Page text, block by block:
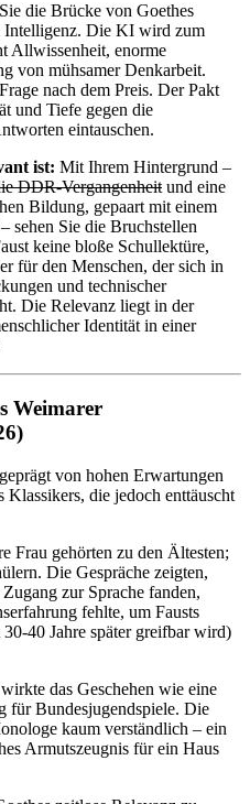
die Brücke von Goethes
Intelligenz. Die KI wird zum
Allwissenheit, enorme
von mühsamer Denkarbeit.
nach dem Preis. Der Pakt
und Tiefe gegen die
eintauschen.
ist: Mit Ihrem Hintergrund –
DDR-Vergangenheitund eine
Bildung, gepaart mit einem
sehen Sie die Bruchstellen
keine bloße Schullektüre,
für den Menschen, der sich in
und technischer
Die Relevanz liegt in der
Identität in einer
Weimarer
von hohen Erwartungen
Klassikers, die jedoch enttäuscht
Frau gehörten zu den Ältesten;
Die Gespräche zeigten,
zur Sprache fanden,
fehlte, um Fausts
40 Jahre später greifbar wird)
das Geschehen wie eine
für Bundesjugendspiele. Die
kaum verständlich – ein
Armutszeugnis für ein Haus